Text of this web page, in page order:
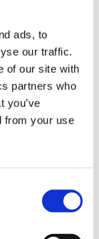
ads, to
our traffic.
of our site with
partners who
you’ve
from your use
36 månader